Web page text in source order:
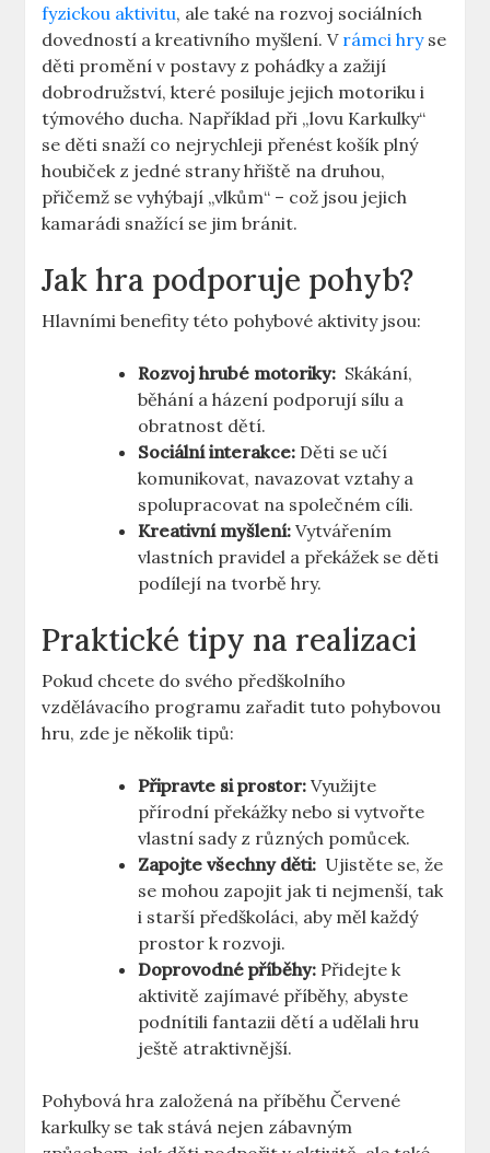
fyzickou aktivitu, ale​ také na rozvoj⁣ sociálních
dovedností a kreativního myšlení.⁣ V rámci hryse
děti promění v postavy z pohádky⁣ a zažijí⁤
dobrodružství, které posiluje jejich motoriku i
⁤týmového ducha. Například při‍ „lovu Karkulky“
se děti ⁢snaží co nejrychleji⁢ přenést košík plný
houbiček z jedné strany hřiště na ⁢druhou,
přičemž se vyhýbají „vlkům“ ‍– což⁤ jsou jejich⁣
kamarádi snažící se‌ jim bránit.
Jak hra⁤ podporuje ⁣pohyb?
Hlavními benefity⁢ této pohybové aktivity⁤ jsou:
Rozvoj hrubé motoriky: ‍ Skákání,
běhání a házení ​podporují ⁢sílu ⁣a‌
obratnost dětí.
Sociální interakce: ‌Děti ​se učí
komunikovat, navazovat vztahy a⁣
spolupracovat na⁤ společném cíli.
Kreativní myšlení: Vytvářením
vlastních pravidel a ‌překážek se děti
podílejí na tvorbě ​hry.
Praktické tipy na realizaci
Pokud chcete do svého předškolního⁤
vzdělávacího​ programu zařadit tuto pohybovou
hru,⁣ zde je několik tipů:
Připravte si⁤ prostor: Využijte
přírodní překážky‌ nebo ⁢si vytvořte
vlastní sady z různých‌ pomůcek.
Zapojte ⁣všechny děti: ⁢ Ujistěte se,⁢ že
⁢se​ mohou zapojit jak ti nejmenší, tak
i starší předškoláci, aby měl⁣ každý
prostor k rozvoji.
Doprovodné příběhy: Přidejte k
⁤aktivitě zajímavé příběhy,⁢ abyste
podnítili fantazii dětí ​a udělali hru
‍ještě⁣ atraktivnější.
Pohybová hra založená na příběhu Červené
karkulky ‌se tak ‌stává⁣ nejen zábavným